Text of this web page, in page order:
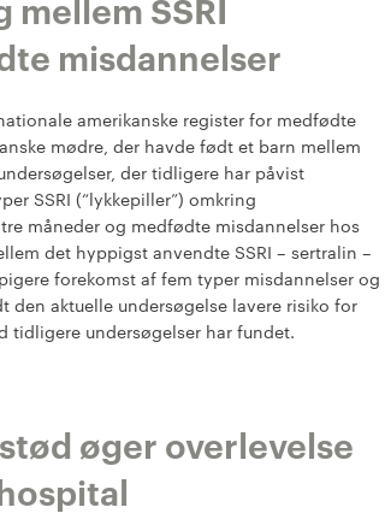
mellem SSRI
misdannelser
amerikanske register for medfødte
mødre, der havde født et barn mellem
der tidligere har påvist
SSRI (“lykkepiller”) omkring
måneder og medfødte misdannelser hos
det hyppigst anvendte SSRI – sertralin –
forekomst af fem typer misdannelser og
aktuelle undersøgelse lavere risiko for
tidligere undersøgelser har fundet.
øger overlevelse